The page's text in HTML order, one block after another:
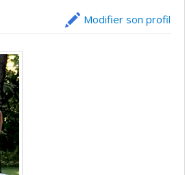
Modifier son profil